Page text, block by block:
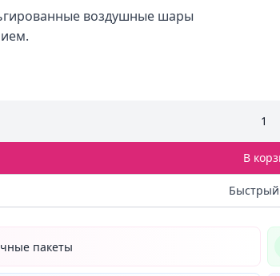
воздушные шары
1
В
Быстрый
пакеты